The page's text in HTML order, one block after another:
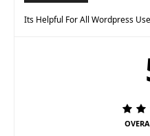
Its Helpful For All Wordpress